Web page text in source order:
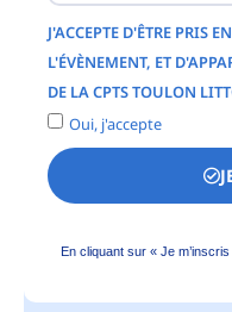
J'ACCEPTE D'ÊTRE PRIS
L'ÉVÈNEMENT, ET
DE LA CPTS TOULON
Oui, j'accepte
En cliquant sur « Je m’inscris